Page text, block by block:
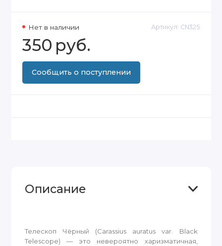
Нет в наличии Артикул: CN325
350 руб.
Сообщить о поступлении
Описание
Телескоп Чёрный (Carassius auratus var. Black
Telescope) — это невероятно харизматичная,